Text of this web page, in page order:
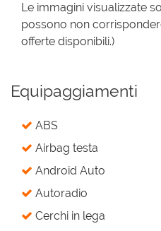
Le immagini visualizzate
possono non
offerte disponibili.)
Equipaggiamenti
ABS
Airbag testa
Android Auto
Autoradio
Cerchi in lega